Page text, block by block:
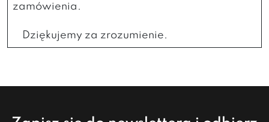
zamówienia.
Dziękujemy za zrozumienie.